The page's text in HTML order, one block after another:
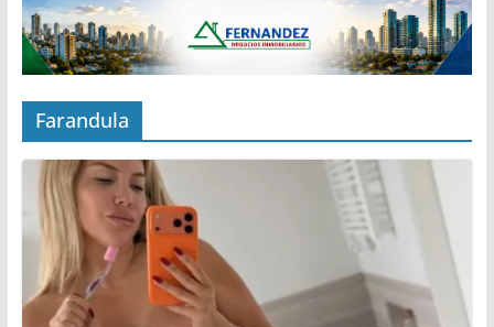
Farandula